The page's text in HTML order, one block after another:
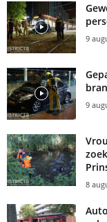
9
9
8